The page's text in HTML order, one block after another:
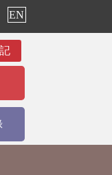
EN